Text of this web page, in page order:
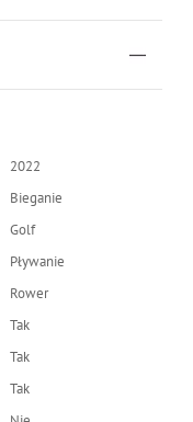
2022
Bieganie
Golf
Pływanie
Rower
Tak
Tak
Tak